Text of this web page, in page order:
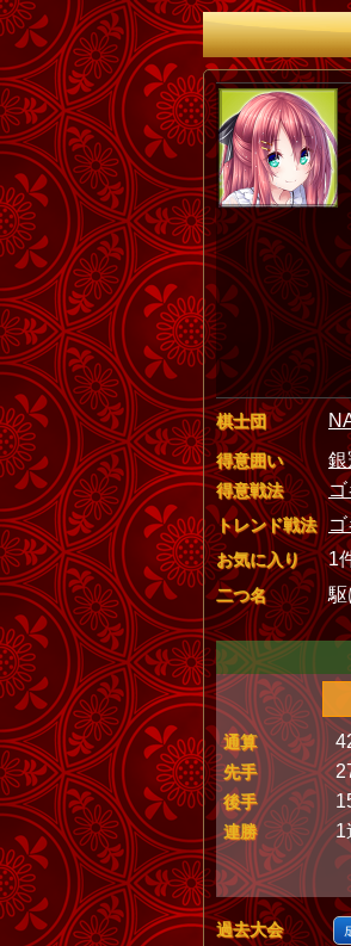
棋士団
得意囲い 銀
得意戦法 ゴ
トレンド戦法
お気に入り 1
二つ名 駆
通算
先手
後手
連勝 1
過去大会